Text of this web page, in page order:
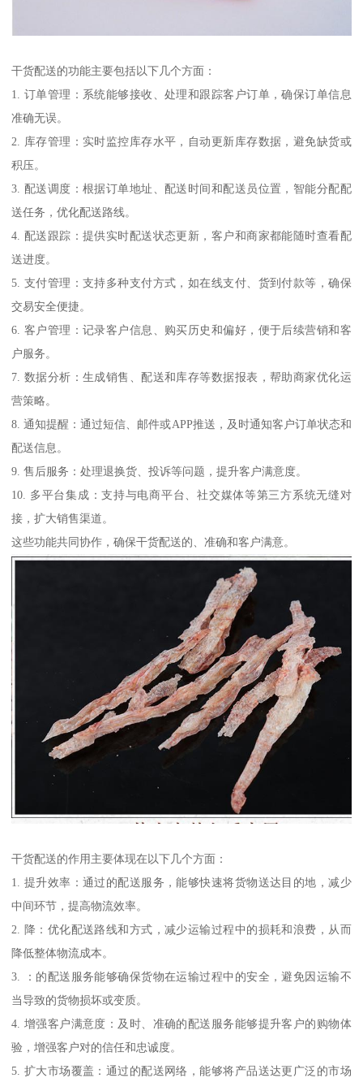
干货配送的功能主要包括以下几个方面：
1. 订单管理：系统能够接收、处理和跟踪客户订单，确保订单信息
准确无误。
2. 库存管理：实时监控库存水平，自动更新库存数据，避免缺货或
积压。
3. 配送调度：根据订单地址、配送时间和配送员位置，智能分配配
送任务，优化配送路线。
4. 配送跟踪：提供实时配送状态更新，客户和商家都能随时查看配
送进度。
5. 支付管理：支持多种支付方式，如在线支付、货到付款等，确保
交易安全便捷。
6. 客户管理：记录客户信息、购买历史和偏好，便于后续营销和客
户服务。
7. 数据分析：生成销售、配送和库存等数据报表，帮助商家优化运
营策略。
8. 通知提醒：通过短信、邮件或APP推送，及时通知客户订单状态和
配送信息。
9. 售后服务：处理退换货、投诉等问题，提升客户满意度。
10. 多平台集成：支持与电商平台、社交媒体等第三方系统无缝对
接，扩大销售渠道。
这些功能共同协作，确保干货配送的、准确和客户满意。
干货配送的作用主要体现在以下几个方面：
1. 提升效率：通过的配送服务，能够快速将货物送达目的地，减少
中间环节，提高物流效率。
2. 降：优化配送路线和方式，减少运输过程中的损耗和浪费，从而
降低整体物流成本。
3. ：的配送服务能够确保货物在运输过程中的安全，避免因运输不
当导致的货物损坏或变质。
4. 增强客户满意度：及时、准确的配送服务能够提升客户的购物体
验，增强客户对的信任和忠诚度。
5. 扩大市场覆盖：通过的配送网络，能够将产品送达更广泛的市场